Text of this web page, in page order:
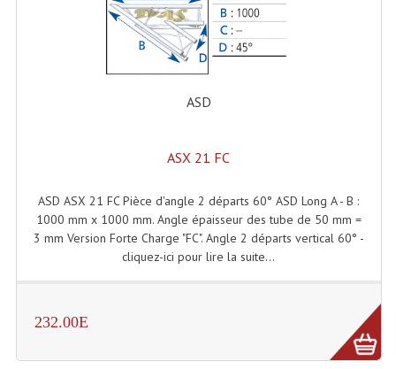
Flight Case Plasma Et Écran LCD
Flight Case Régie
Flight Cases Platine Disque. Lecteurs CD
Flight-Case Pour Contrôleur DJ
Flight-Case Pour La Lumière
ASD
ASX 21 FC
ASD ASX 21 FC Pièce d'angle 2 départs 60° ASD Long A - B :
1000 mm x 1000 mm. Angle épaisseur des tube de 50 mm =
3 mm Version Forte Charge "FC". Angle 2 départs vertical 60° -
cliquez-ici pour lire la suite...
232.00E